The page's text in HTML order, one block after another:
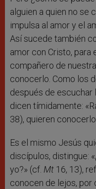
alguien a quien no se
impulsa al amor y el
Así sucede también
amor con Cristo,
compañero de
conocerlo. Como los
después de escuchar
dicen tímidamente:
38), quieren
Es el mismo Jesús
discípulos, distingue:
yo?» (cf. Mt 16, 13),
conocen de lejos, por